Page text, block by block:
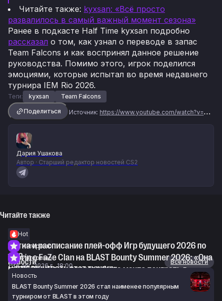
Читайте также: kyxsan: «Всё просто
развалилось в самый важный момент сезона»
Ранее в подкасте Half Time kyxsan подробно
рассказал о том, как узнал о переводе в запас
Team Falcons и как воспринял данное решение
руководства. Помимо этого, игрок поделился
эмоциями, которые испытал во время недавнего
турнира IEM Rio 2026.
Теги: kyxsan
Team Falcons
Поделиться
Источник: https://www.youtube.com/watch?v=1vIkzq6YvyM
Дария Ушакова
Автор · Старший редактор новостей CS2
Читайте также
Hot
Сетка и расписание плей-офф Игр будущего 2026 по
CS2
6 авг. 2026 г., 18:00
Интервью
Thorin о FaZe Clan на BLAST Bounty Summer 2026: «Она
могла выиграть этот турнир»
6 авг. 2026 г., 17:23
Интервью
m0NESY: «У меня всегда была мечта поиграть в
составе NAVI 2021-го года»
6 авг. 2026 г., 15:48
Новости
Все новости
Новость
BLAST Bounty Summer 2026 стал наименее популярным
турниром от BLAST в этом году